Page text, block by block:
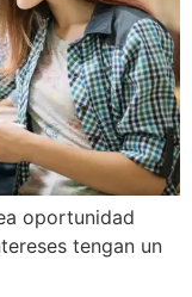
oportunidad
tengan un